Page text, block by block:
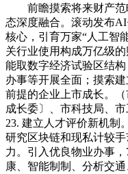
前瞻摸索将来财产范
态深度融合。滚动发布
核心，引育万家“人工智
关行业使用构成万亿级
能取数字经济试验区结
办事等开展全面；摸索
前提的企业上市成长。
成长委〕、市科技局、
23. 建立人才评价新机制
研究区块链和现私计较
力。引入优良物业办事
康、智能制制、分析交